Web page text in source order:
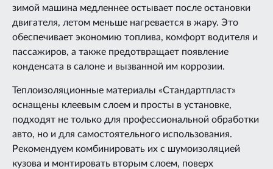
зимой машина медленнее остывает после остановки
двигателя, летом меньше нагревается в жару. Это
обеспечивает экономию топлива, комфорт водителя и
пассажиров, а также предотвращает появление
конденсата в салоне и вызванной им коррозии.
Теплоизоляционные материалы «Стандартпласт»
оснащены клеевым слоем и просты в установке,
подходят не только для профессиональной обработки
авто, но и для самостоятельного использования.
Рекомендуем комбинировать их с шумоизоляцией
кузова и монтировать вторым слоем, поверх